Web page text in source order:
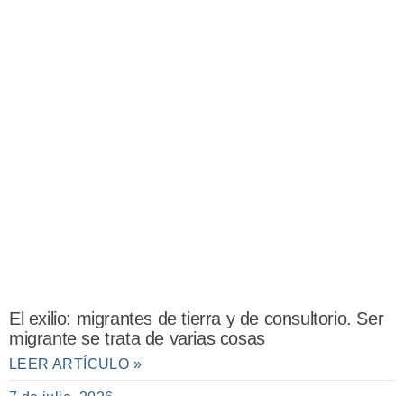
El exilio: migrantes de tierra y de consultorio. Ser
migrante se trata de varias cosas
LEER ARTÍCULO »